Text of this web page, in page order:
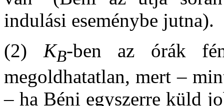
indulási eseménybe jutna).
(2) KB-ben az órák
megoldhatatlan, mert –
– ha Béni egyszerre küld